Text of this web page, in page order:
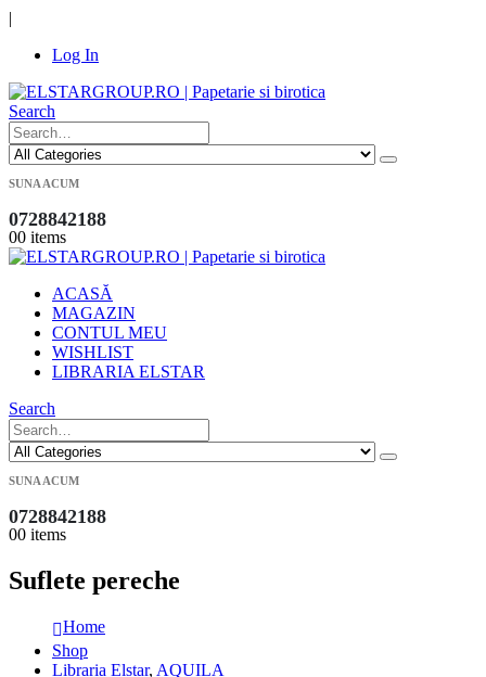
|
Log In
Search
SUNA ACUM
0728842188
00 items
ACASĂ
MAGAZIN
CONTUL MEU
WISHLIST
LIBRARIA ELSTAR
Search
SUNA ACUM
0728842188
00 items
Suflete pereche
Home
Shop
Libraria Elstar, AQUILA